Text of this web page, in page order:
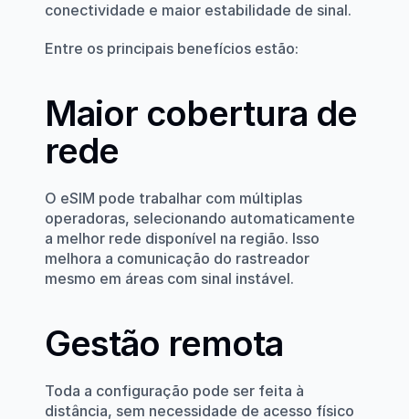
conectividade e maior estabilidade de sinal.
Entre os principais benefícios estão:
Maior cobertura de
rede
O eSIM pode trabalhar com múltiplas
operadoras, selecionando automaticamente
a melhor rede disponível na região. Isso
melhora a comunicação do rastreador
mesmo em áreas com sinal instável.
Gestão remota
Toda a configuração pode ser feita à
distância, sem necessidade de acesso físico